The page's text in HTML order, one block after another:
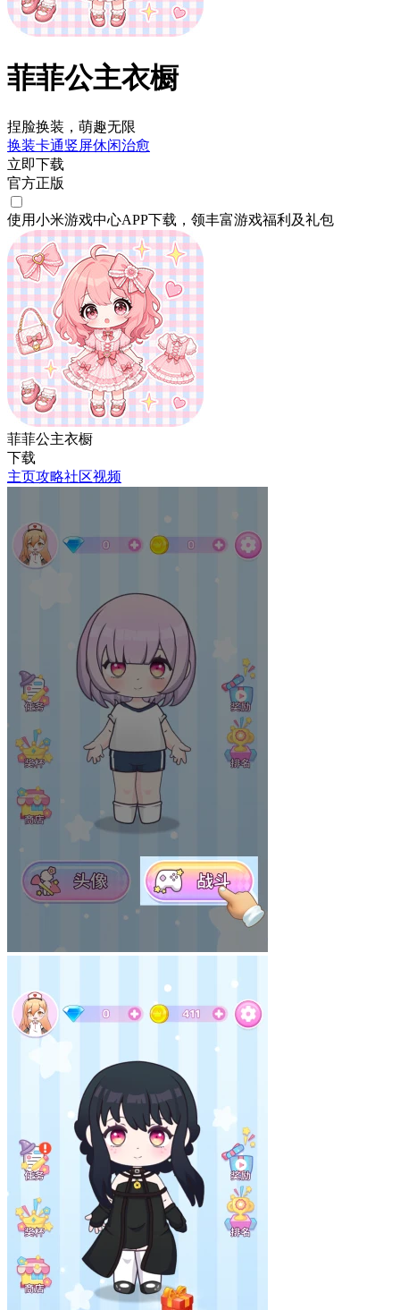
菲菲公主衣橱
捏脸换装，萌趣无限
换装卡通竖屏休闲治愈
立即下载
官方正版
使用小米游戏中心APP下载 ，领丰富游戏福利 及礼包
菲菲公主衣橱
下载
主页攻略社区视频